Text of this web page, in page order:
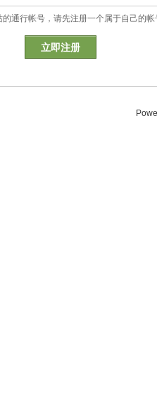
通行帐号，请先注册一个属于自己的帐
立即注册